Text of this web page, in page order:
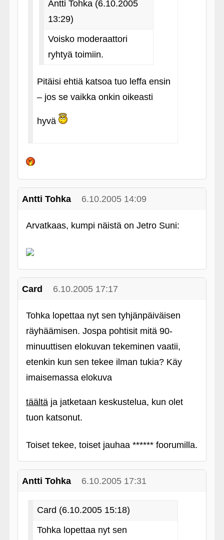
Antti Tohka (6.10.2005
13:29)
Voisko moderaattori
ryhtyä toimiin.
Pitäisi ehtiä katsoa tuo leffa ensin
– jos se vaikka onkin oikeasti
hyvä
Antti Tohka 6.10.2005 14:09
Arvatkaas, kumpi näistä on Jetro Suni:
Card 6.10.2005 17:17
Tohka lopettaa nyt sen tyhjänpäiväisen
räyhäämisen. Jospa pohtisit mitä 90-
minuuttisen elokuvan tekeminen vaatii,
etenkin kun sen tekee ilman tukia? Käy
imaisemassa elokuva
täältäja jatketaan keskustelua, kun olet
tuon katsonut.
Toiset tekee, toiset jauhaa ****** foorumilla.
Antti Tohka 6.10.2005 17:31
Card (6.10.2005 15:18)
Tohka lopettaa nyt sen